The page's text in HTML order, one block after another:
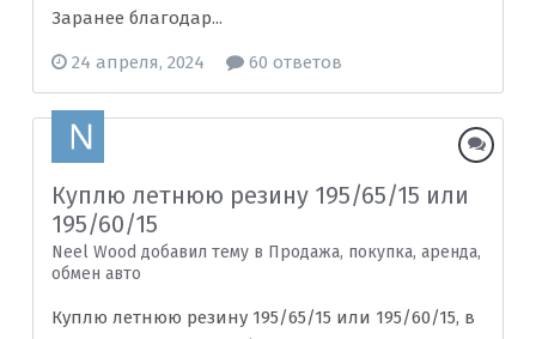
Заранее благодар...
24 апреля, 2024 60 ответов
Куплю летнюю резину 195/65/15 или
195/60/15
Neel Wood добавил тему в Продажа, покупка, аренда,
обмен авто
Куплю летнюю резину 195/65/15 или 195/60/15, в